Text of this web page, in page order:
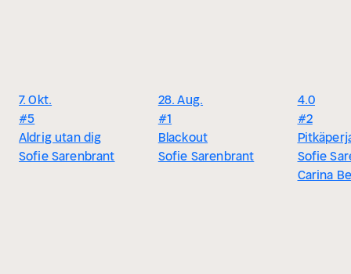
7. Okt.
#5
Aldrig utan dig
Sofie Sarenbrant
28. Aug.
#1
Blackout
Sofie Sarenbrant
4.0
#2
Sofie
Carina